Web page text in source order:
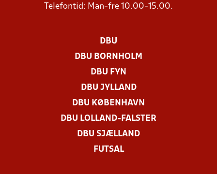
Telefontid: Man-fre 10.00-15.00.
DBU
DBU BORNHOLM
DBU FYN
DBU JYLLAND
DBU KØBENHAVN
DBU LOLLAND-FALSTER
DBU SJÆLLAND
FUTSAL